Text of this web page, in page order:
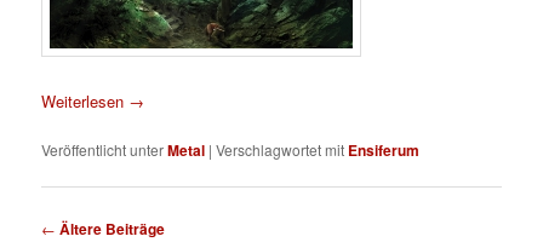
Weiterlesen →
Veröffentlicht unterMetal |Verschlagwortet mit Ensiferum
Beitragsnavigation
← Ältere Beiträge